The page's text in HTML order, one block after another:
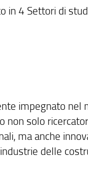
in 4 Settori di
impegnato nel
non solo
ma anche
delle